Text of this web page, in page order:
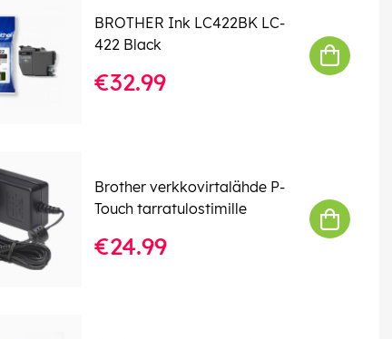
BROTHER Ink LC422BK LC-
422 Black
€32.99
Brother verkkovirtalähde P-
Touch tarratulostimille
€24.99